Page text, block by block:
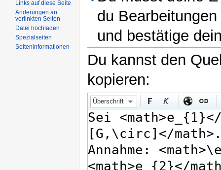
du
und bestätige
Du kannst den
kopieren:
Überschrift
Links auf diese Seite
Änderungen an
verlinkten Seiten
Datei hochladen
Spezialseiten
Seiteninformationen